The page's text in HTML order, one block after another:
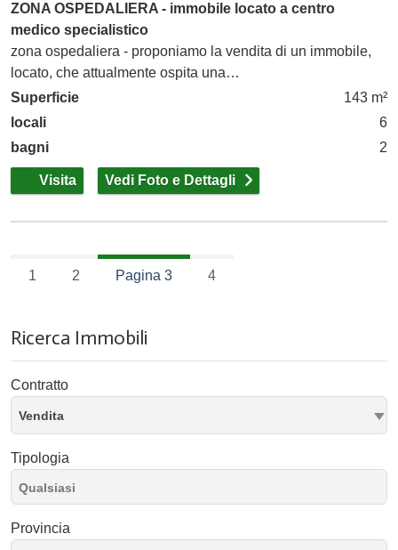
ZONA OSPEDALIERA - immobile locato a centro
medico specialistico
zona ospedaliera - proponiamo la vendita di un immobile,
locato, che attualmente ospita una…
Superficie
143 m²
locali
6
bagni
2
Visita Vedi Foto e Dettagli
1 2 Pagina 3 4
Ricerca Immobili
Contratto
Vendita
Tipologia
Provincia